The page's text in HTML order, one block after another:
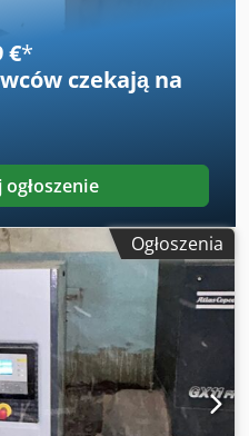
€*
czekają na
Ogłoszenia